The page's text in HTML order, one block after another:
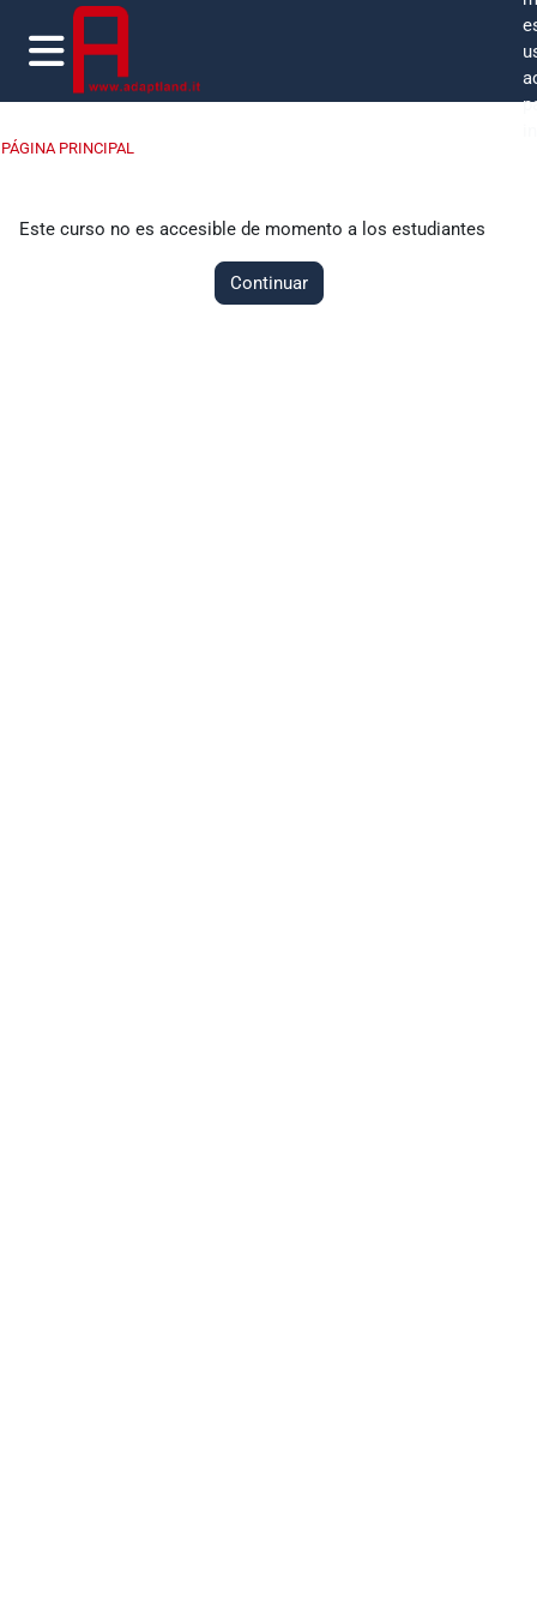
Salta al contenido principal
Panel lateral
PÁGINA PRINCIPAL
Este curso no es accesible de momento a los estudiantes
Continuar